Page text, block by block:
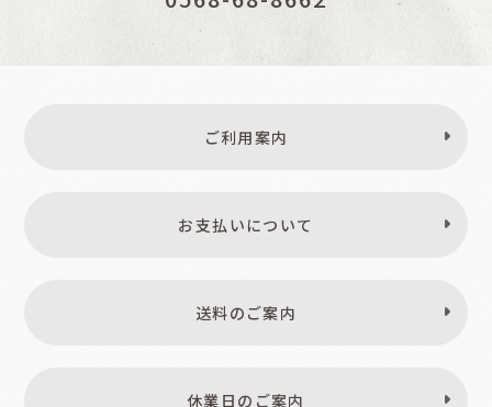
ご利用案内
お支払いについて
送料のご案内
休業日のご案内